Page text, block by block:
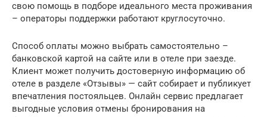
свою помощь в подборе идеального места проживания
– операторы поддержки работают круглосуточно.
Способ оплаты можно выбрать самостоятельно –
банковской картой на сайте или в отеле при заезде.
Клиент может получить достоверную информацию об
отеле в разделе «Отзывы» — сайт собирает и публикует
впечатления постояльцев. Онлайн сервис предлагает
выгодные условия отмены бронирования на